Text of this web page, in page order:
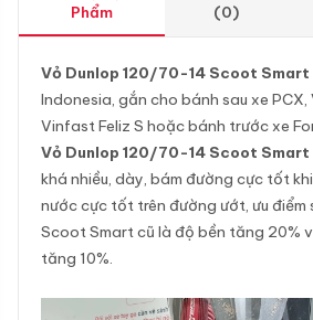
Phẩm
(0)
Vỏ Dunlop 120/70-14 Scoot Smart
Indonesia, gắn cho bánh sau xe PCX,
Vinfast Feliz S hoặc bánh trước xe
Vỏ Dunlop 120/70-14 Scoot Smart
khá nhiều, dày, bám đường cực tốt
nước cực tốt trên đường ướt, ưu điểm
Scoot Smart cũ là độ bền tăng 20%
tăng 10%.